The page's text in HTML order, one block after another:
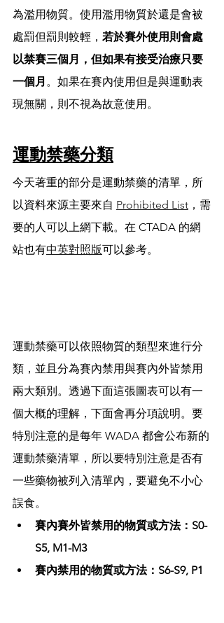
為濫用物質。使用濫用物質於還是會被
處罰但罰則較輕， 若於賽外使用則會處
以禁賽三個月，但如果有接受治療只要
一個月 。如果在賽內使用但是與運動表
現無關，則不視為故意使用。
運動禁藥分類
今天著重的部分是運動禁藥的清單，所
以資料來源主要來自 Prohibited List ，需
要的人可以上網下載。在 CTADA 的網
站也有中英對照版可以參考。
運動禁藥可以依照物質的類型來進行分
類，並且分為賽內禁用與賽內外皆禁用
兩大類別。透過下面這張圖表可以有一
個大概的理解，下面會再分項說明。要
特別注意的是每年 WADA 都會公布新的
運動禁藥清單，所以要特別注意是否有
一些藥物被列入清單內，要避免不小心
誤食。
賽內賽外皆禁用的物質或方法：S0-
S5, M1-M3
賽內禁用的物質或方法：S6-S9, P1